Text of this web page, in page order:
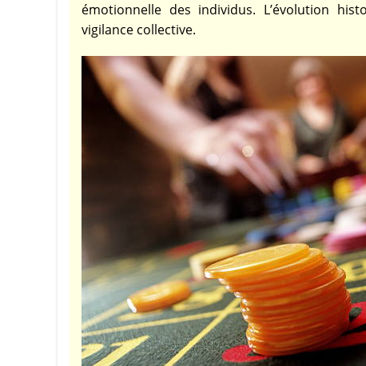
émotionnelle des individus. L’évolution
vigilance collective.